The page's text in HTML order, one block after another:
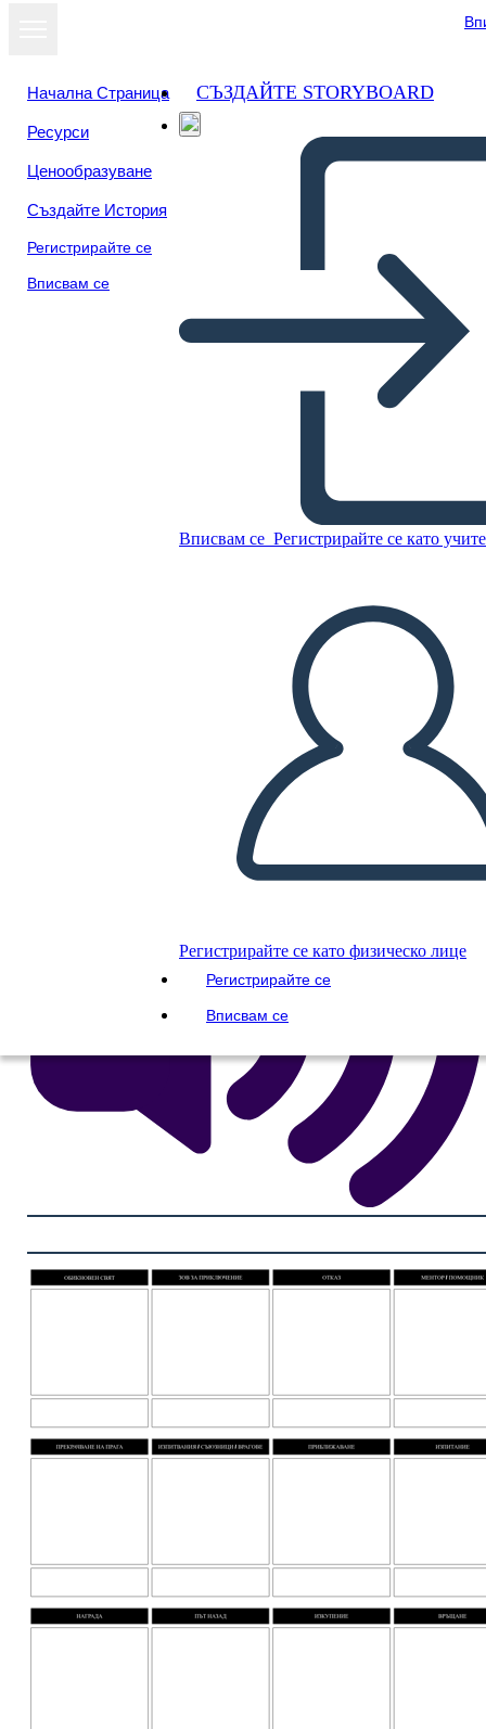
Начална Страница
Ресурси
Ценообразуване
Създайте История
Регистрирайте се
Вписвам се
СЪЗДАЙТЕ STORYBOARD
Вписвам се Регистрирайте се като
Регистрирайте се като физическо лице
Регистрирайте се
Вписвам се
ШАБЛОН -
ПЪТЕШЕСТВИЕ НА
Копирайте този Storyboard
СЪЗДАЙТЕ СЦЕНАРИЙ
ПУСКАНЕ НА СЛАЙДШОУ
ЧЕТИ МИ
Преглед като
слайдшоу